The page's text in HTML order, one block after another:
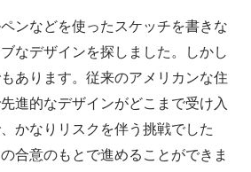
ンなどを使ったスケッチを書きな
なデザインを探しました。しかし
あります。従来のアメリカンな住
進的なデザインがどこまで受け入
かなりリスクを伴う挑戦でした
合意のもとで進めることができま